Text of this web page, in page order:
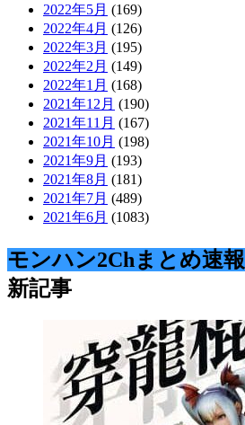
2022年5月 (169)
2022年4月 (126)
2022年3月 (195)
2022年2月 (149)
2022年1月 (168)
2021年12月 (190)
2021年11月 (167)
2021年10月 (198)
2021年9月 (193)
2021年8月 (181)
2021年7月 (489)
2021年6月 (1083)
モンハン2Chまとめ速報
新記事